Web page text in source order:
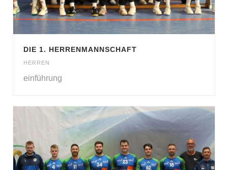
DIE 1. HERRENMANNSCHAFT
HERREN
einführung